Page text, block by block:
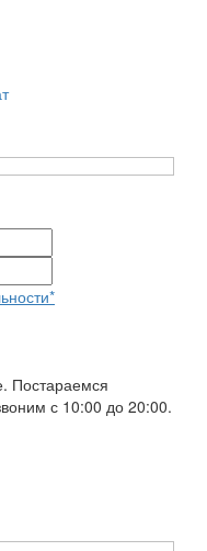
Постараемся
с 10:00 до 20:00.